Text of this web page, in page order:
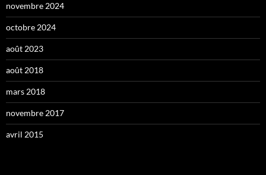
novembre 2024
octobre 2024
août 2023
août 2018
mars 2018
novembre 2017
avril 2015